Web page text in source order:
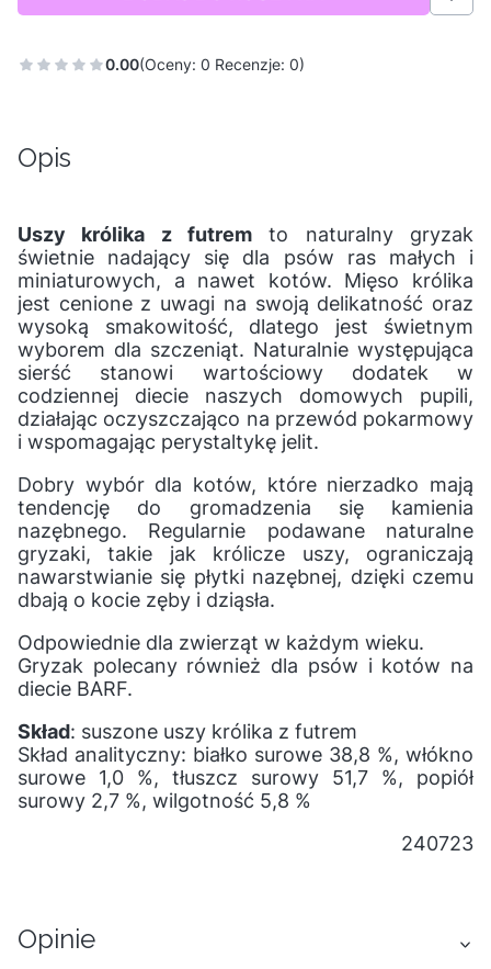
0.00(Oceny: 0 Recenzje: 0)
Opis
Uszy królika z futrem to naturalny gryzak
świetnie nadający się dla psów ras małych i
miniaturowych, a nawet kotów. Mięso królika
jest cenione z uwagi na swoją delikatność oraz
wysoką smakowitość, dlatego jest świetnym
wyborem dla szczeniąt. Naturalnie występująca
sierść stanowi wartościowy dodatek w
codziennej diecie naszych domowych pupili,
działając oczyszczająco na przewód pokarmowy
i wspomagając perystaltykę jelit.
Dobry wybór dla kotów, które nierzadko mają
tendencję do gromadzenia się kamienia
nazębnego. Regularnie podawane naturalne
gryzaki, takie jak królicze uszy, ograniczają
nawarstwianie się płytki nazębnej, dzięki czemu
dbają o kocie zęby i dziąsła.
Odpowiednie dla zwierząt w każdym wieku.
Gryzak polecany również dla psów i kotów na
diecie BARF.
Skład: suszone uszy królika z futrem
Skład analityczny: białko surowe 38,8 %, włókno
surowe 1,0 %, tłuszcz surowy 51,7 %, popiół
surowy 2,7 %, wilgotność 5,8 %
240723
Opinie